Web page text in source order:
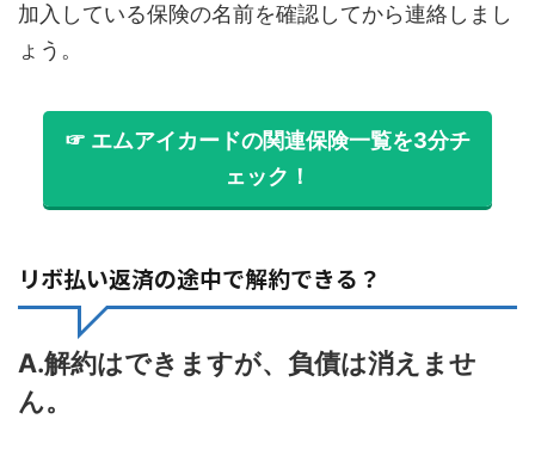
加入している保険の名前を確認してから連絡しまし
ょう。
☞ エムアイカードの関連保険一覧を3分チ
ェック！
リボ払い返済の途中で解約できる？
A.解約はできますが、負債は消えませ
ん。